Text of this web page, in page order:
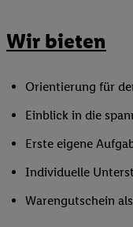
Wir bieten
Orientierung für
Einblick in die
Erste eigene
Individuelle
Warengutschein